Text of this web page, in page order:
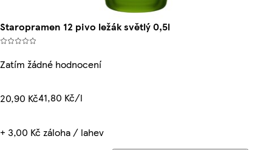
Staropramen 12 pivo ležák světlý 0,5l
Zatím žádné hodnocení
20,90 Kč41,80 Kč/l
+ 3,00 Kč záloha / lahev